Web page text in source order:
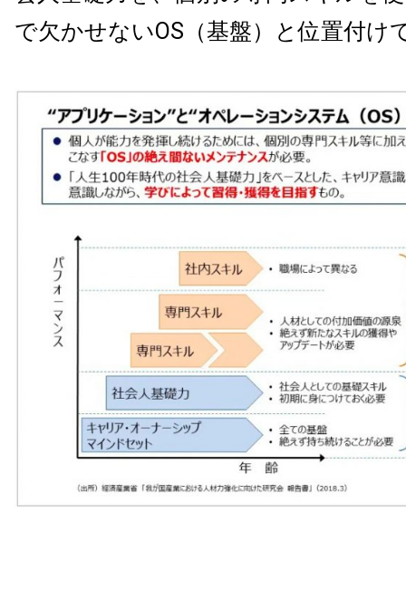
で欠かせないOS（基盤）と位置付け